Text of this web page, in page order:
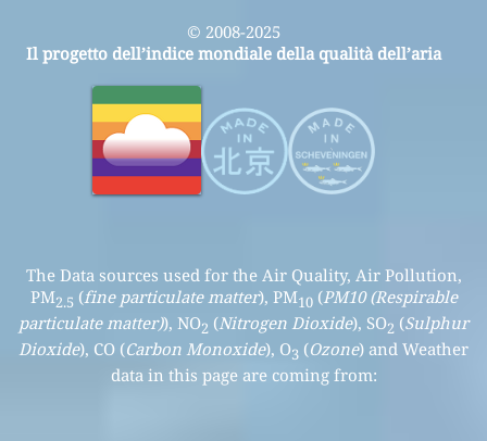
© 2008-2025
Il progetto dell’indice mondiale della qualità dell’aria
The Data sources used for the Air Quality, Air Pollution,
PM2.5 (fine particulate matter), PM10(PM10 (Respirable
particulate matter)), NO2 (Nitrogen Dioxide), SO2 (Sulphur
Dioxide), CO (Carbon Monoxide), O3 (Ozone) and Weather
data in this page are coming from: